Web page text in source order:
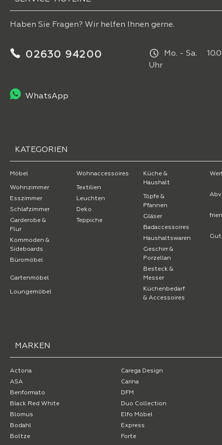
Haben Sie Fragen? Wir helfen Ihnen gerne.
02630 94200
Mo. - Sa.
Uhr
WhatsApp
KATEGORIEN
Möbel
Wohnzimmer
Esszimmer
Schlafzimmer
Garderobe &
Flur
Kommoden &
Sideboards
Büromöbel
Gartenmöbel
Loungemöbel
Wohnaccessoires
Textilien
Leuchten
Deko
Teppiche
Küche &
Haushalt
Töpfe &
Pfannen
Gläser
Badaccessoires
Haushaltswaren
Geschirr &
Porzellan
Besteck &
Messer
Küchenbedarf
& Accessoires
MARKEN
Actona
ASA
Benformato
Black Red White
Blomus
Bodahl
Boltze
Carega Design
Carina
DFM
Duo Collection
Elfo Möbel
Express
Forte